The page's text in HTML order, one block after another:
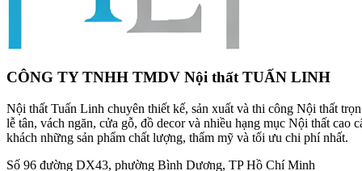
CÔNG TY TNHH TMDV Nội thất TUẤN LINH
Nội thất Tuấn Linh chuyên thiết kế, sản xuất và thi công Nội thất
lễ tân, vách ngăn, cửa gỗ, đồ decor và nhiều hạng mục Nội thất
khách những sản phẩm chất lượng, thẩm mỹ và tối ưu chi phí nhất.
Số 96 đường DX43, phường Bình Dương, TP Hồ Chí Minh